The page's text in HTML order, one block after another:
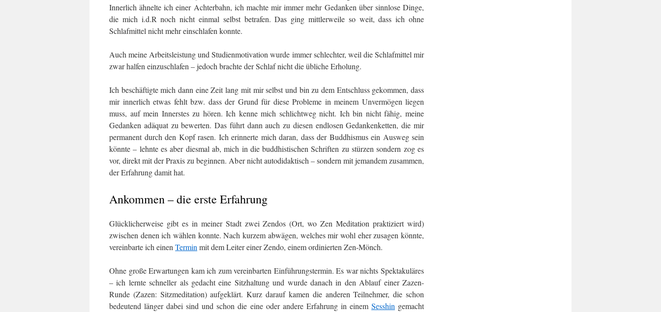
Innerlich ähnelte ich einer Achterbahn, ich machte mir immer mehr Gedanken über sinnlose Dinge,
die mich i.d.R noch nicht einmal selbst betrafen. Das ging mittlerweile so weit, dass ich ohne
Schlafmittel nicht mehr einschlafen konnte.
Auch meine Arbeitsleistung und Studienmotivation wurde immer schlechter, weil die Schlafmittel mir
zwar halfen einzuschlafen – jedoch brachte der Schlaf nicht die übliche Erholung.
Ich beschäftigte mich dann eine Zeit lang mit mir selbst und bin zu dem Entschluss gekommen, dass
mir innerlich etwas fehlt bzw. dass der Grund für diese Probleme in meinem Unvermögen liegen
muss, auf mein Innerstes zu hören. Ich kenne mich schlichtweg nicht. Ich bin nicht fähig, meine
Gedanken adäquat zu bewerten. Das führt dann auch zu diesen endlosen Gedankenketten, die mir
permanent durch den Kopf rasen. Ich erinnerte mich daran, dass der Buddhismus ein Ausweg sein
könnte – lehnte es aber diesmal ab, mich in die buddhistischen Schriften zu stürzen sondern zog es
vor, direkt mit der Praxis zu beginnen. Aber nicht autodidaktisch – sondern mit jemandem zusammen,
der Erfahrung damit hat.
Ankommen – die erste Erfahrung
Glücklicherweise gibt es in meiner Stadt zwei Zendos (Ort, wo Zen Meditation praktiziert wird)
zwischen denen ich wählen konnte. Nach kurzem abwägen, welches mir wohl eher zusagen könnte,
vereinbarte ich einen Termin mit dem Leiter einer Zendo, einem ordinierten Zen-Mönch.
Ohne große Erwartungen kam ich zum vereinbarten Einführungstermin. Es war nichts Spektakuläres
– ich lernte schneller als gedacht eine Sitzhaltung und wurde danach in den Ablauf einer Zazen-
Runde (Zazen: Sitzmeditation) aufgeklärt. Kurz darauf kamen die anderen Teilnehmer, die schon
bedeutend länger dabei sind und schon die eine oder andere Erfahrung in einem Sesshin gemacht